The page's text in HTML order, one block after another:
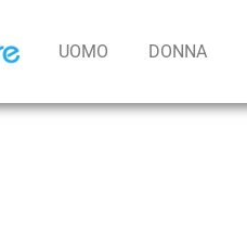
UOMO DONNA